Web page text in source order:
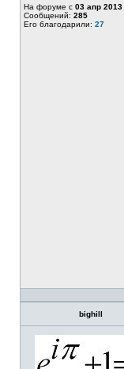
На форуме с 03 апр 2013
Сообщений: 285
Его благодарили: 27
bighill